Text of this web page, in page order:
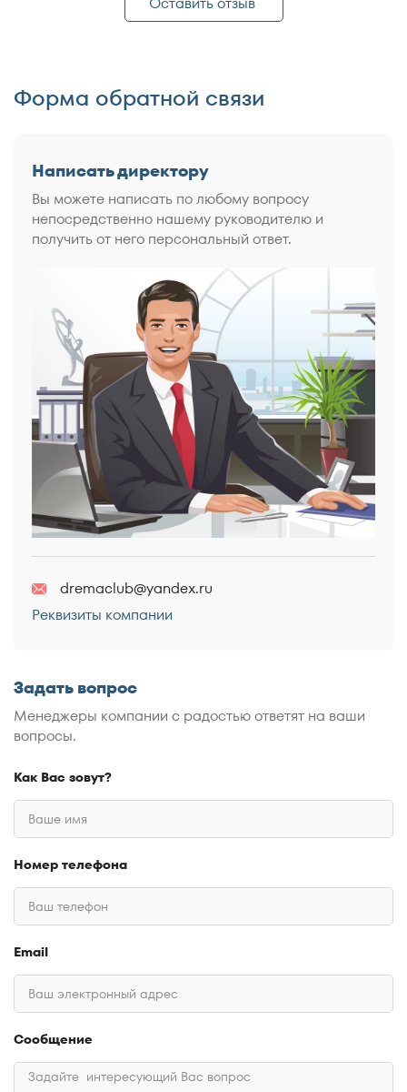
Форма обратной связи
Написать директору
Вы можете написать по любому вопросу
непосредственно нашему руководителю и
получить от него персональный ответ.
dremaclub@yandex.ru
Реквизиты компании
Задать вопрос
Менеджеры компании с радостью ответят на ваши
вопросы.
Как Вас зовут?
Номер телефона
Email
Сообщение